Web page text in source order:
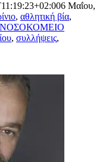
6 Μαΐου,
, αθλητική βία,
ΝΟΣΟΚΟΜΕΙΟ
, συλλήψεις,